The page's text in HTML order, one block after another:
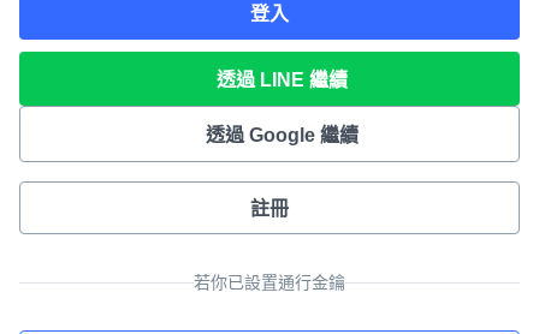
登入
透過 LINE 繼續
透過 Google 繼續
註冊
若你已設置通行金鑰